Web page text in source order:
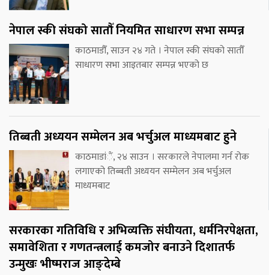
नेपाल स्की संघको सातौँ नियमित साधारण सभा सम्पन्न
काठमाडौँ, साउन २४ गते । नेपाल स्की संघको सातौँ
साधारण सभा आइतबार सम्पन्न भएको छ
तिब्बती अध्ययन सम्मेलन अब भर्चुअल माध्यमबाट हुने
काठमाडांैं, २४ साउन । सरकारले नेपालमा गर्न रोक
लगाएको तिब्बती अध्ययन सम्मेलन अब भर्चुअल
माध्यमबाट
सरकारका गतिविधि र अभिव्यक्ति संघीयता, धर्मनिरपेक्षता,
समावेशिता र गणतन्त्रलाई कमजोर बनाउने दिशातर्फ
उन्मुखः भीष्मराज आङ्देम्बे